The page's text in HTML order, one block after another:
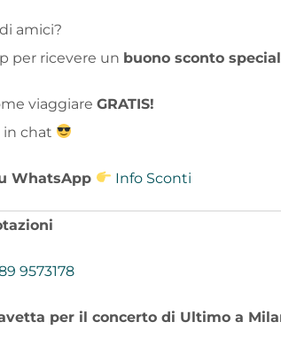
amici?
per ricevere un buono sconto
viaggiareGRATIS!
chat
WhatsApp Info Sconti
9573178
per il concerto di Ultimo a